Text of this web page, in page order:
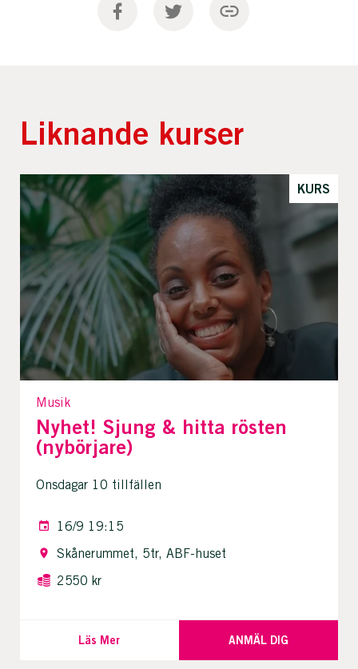
Liknande kurser
KURS
Musik
Nyhet! Sjung & hitta rösten
(nybörjare)
Onsdagar 10 tillfällen
16/9 19:15
Skånerummet, 5tr, ABF-huset
2550 kr
Läs Mer ANMÄL DIG